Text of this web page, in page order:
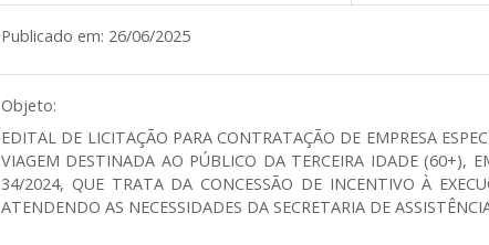
Publicado em: 26/06/2025
Objeto:
EDITAL DE LICITAÇÃO PARA CONTRATAÇÃO DE EMPRESA
VIAGEM DESTINADA AO PÚBLICO DA TERCEIRA IDADE (60+),
34/2024, QUE TRATA DA CONCESSÃO DE INCENTIVO À
ATENDENDO AS NECESSIDADES DA SECRETARIA DE